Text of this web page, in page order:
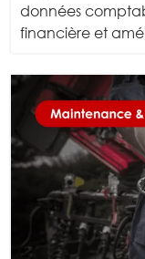
données
financière et